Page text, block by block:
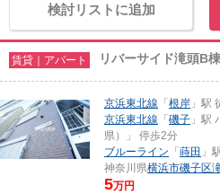
検討リストに追加
賃貸｜アパート リバーサイド滝頭B棟
京浜東北線 「 根岸 」駅
京浜東北線 「 磯子 」駅
県）」 停歩2分
ブルーライン 「 蒔田 」
神奈川県横浜市磯子区
5万円